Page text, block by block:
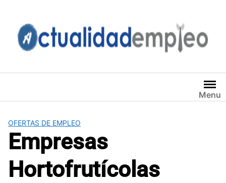
contenido
Menu
OFERTAS DE EMPLEO
Empresas
Hortofrutícolas